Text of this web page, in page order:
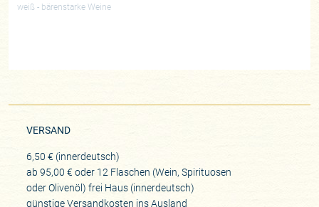
weiß - bärenstarke Weine
VERSAND
6,50 € (innerdeutsch)
ab 95,00 € oder 12 Flaschen (Wein, Spirituosen
oder Olivenöl) frei Haus (innerdeutsch)
günstige Versandkosten ins Ausland